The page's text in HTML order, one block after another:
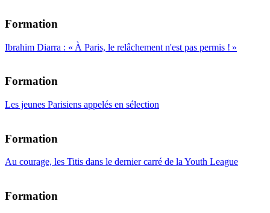
Formation
Ibrahim Diarra : « À Paris, le relâchement n'est pas permis ! »
Formation
Les jeunes Parisiens appelés en sélection
Formation
Au courage, les Titis dans le dernier carré de la Youth League
Formation